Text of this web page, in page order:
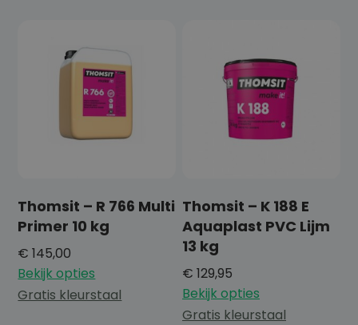
Thomsit – R 766 Multi
Primer 10 kg
€ 145,00
Bekijk opties
Gratis kleurstaal
Thomsit – K 188 E
Aquaplast PVC Lijm
13 kg
€ 129,95
Bekijk opties
Gratis kleurstaal